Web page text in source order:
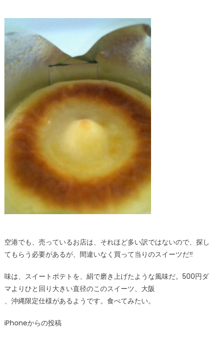
空港でも、売っているお店は、それほど多い訳ではないので、探し
てもらう必要があるが、間違いなく買って当りのスイーツだ‼
味は、スイートポテトを、絹で磨き上げたような風味だ。500円ダ
マよりひと回り大きい直径のこのスイーツ、大阪
、沖縄限定仕様があるようです。食べてみたい。
iPhoneからの投稿